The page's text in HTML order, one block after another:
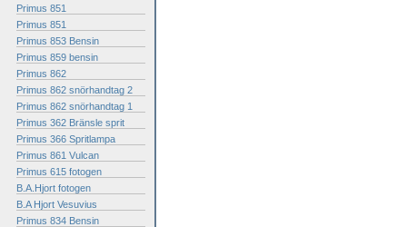
Primus 851
Primus 851
Primus 853 Bensin
Primus 859 bensin
Primus 862
Primus 862 snörhandtag 2
Primus 862 snörhandtag 1
Primus 362 Bränsle sprit
Primus 366 Spritlampa
Primus 861 Vulcan
Primus 615 fotogen
B.A.Hjort fotogen
B.A Hjort Vesuvius
Primus 834 Bensin